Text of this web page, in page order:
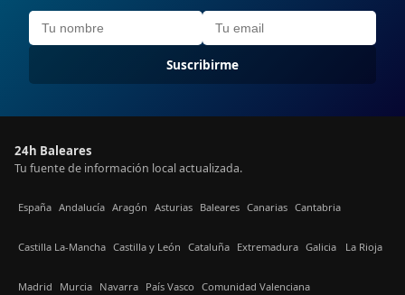
Suscribirme
24h Baleares
Tu fuente de información local actualizada.
España Andalucía Aragón Asturias Baleares Canarias Cantabria
Castilla La-Mancha Castilla y León Cataluña Extremadura Galicia La Rioja
Madrid Murcia Navarra País Vasco Comunidad Valenciana